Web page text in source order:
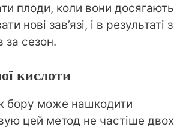
плоди, коли вони досягають
зав’язі, і в результаті з
за сезон.
кислоти
бору може нашкодити
цей метод не частіше двох